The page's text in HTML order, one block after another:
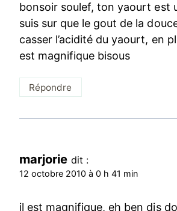
bonsoir soulef, ton yaourt est
suis sur que le gout de la
casser l’acidité du yaourt, en
est magnifique bisous
Répondre
marjorie dit :
12 octobre 2010 à 0 h 41 min
il est magnifique, eh ben dis